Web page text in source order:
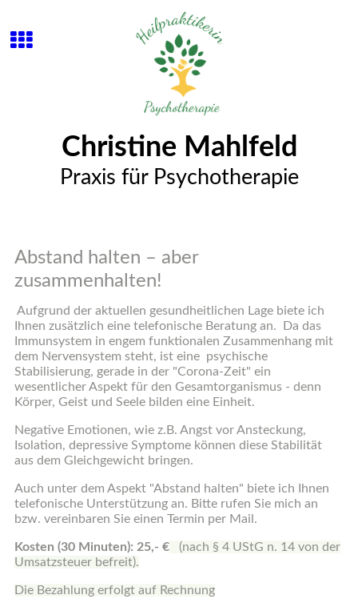
Christine Mahlfeld
Praxis für Psychotherapie
Abstand halten – aber
zusammenhalten!
Aufgrund der aktuellen gesundheitlichen Lage biete ich
Ihnen zusätzlich eine telefonische Beratung an. Da das
Immunsystem in engem funktionalen Zusammenhang mit
dem Nervensystem steht, ist eine psychische
Stabilisierung, gerade in der "Corona-Zeit" ein
wesentlicher Aspekt für den Gesamtorganismus - denn
Körper, Geist und Seele bilden eine Einheit.
Negative Emotionen, wie z.B. Angst vor Ansteckung,
Isolation, depressive Symptome können diese Stabilität
aus dem Gleichgewicht bringen.
Auch unter dem Aspekt "Abstand halten" biete ich Ihnen
telefonische Unterstützung an. Bitte rufen Sie mich an
bzw. vereinbaren Sie einen Termin per Mail.
Kosten (30 Minuten): 25,- €(nach § 4 UStG n. 14 von der
Umsatzsteuer befreit).
Die Bezahlung erfolgt auf Rechnung